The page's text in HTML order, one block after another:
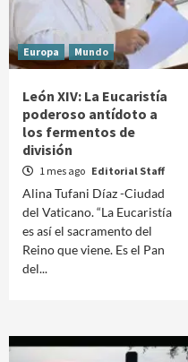
Europa Mundo
León XIV: La Eucaristía
poderoso antídoto a
los fermentos de
división
1 mes ago Editorial Staff
Alina Tufani Díaz -Ciudad
del Vaticano. “La Eucaristía
es así el sacramento del
Reino que viene. Es el Pan
del...